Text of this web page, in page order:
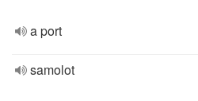
a port
samolot